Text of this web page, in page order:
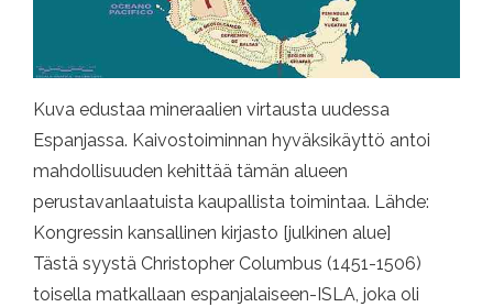
Kuva edustaa mineraalien virtausta uudessa
Espanjassa. Kaivostoiminnan hyväksikäyttö antoi
mahdollisuuden kehittää tämän alueen
perustavanlaatuista kaupallista toimintaa. Lähde:
Kongressin kansallinen kirjasto [julkinen alue]
Tästä syystä Christopher Columbus (1451-1506)
toisella matkallaan espanjalaiseen-ISLA, joka oli